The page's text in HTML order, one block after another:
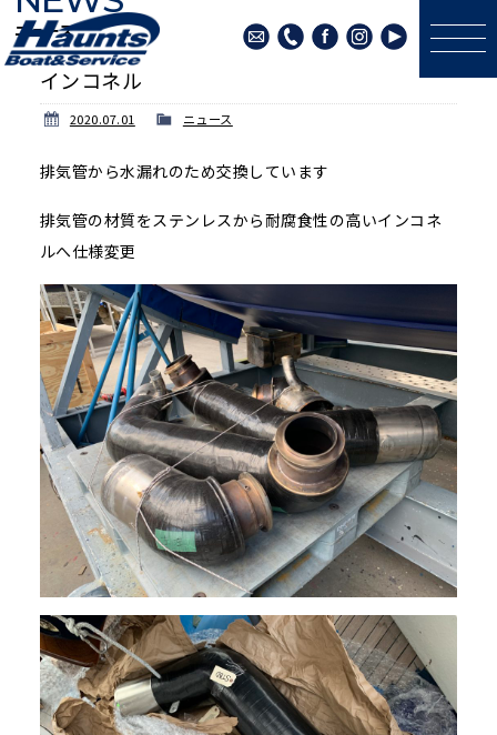
ニュース
インコネル
2020.07.01 ニュース
排気管から水漏れのため交換しています
排気管の材質をステンレスから耐腐食性の高いインコネ
ルへ仕様変更